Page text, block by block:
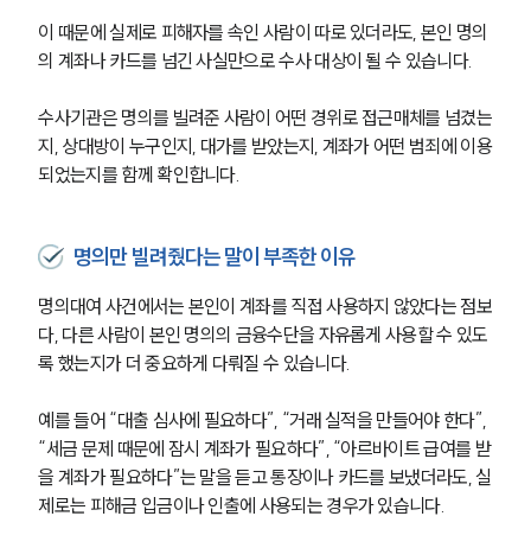
이 때문에 실제로 피해자를 속인 사람이 따로 있더라도, 본인 명의
의 계좌나 카드를 넘긴 사실만으로 수사 대상이 될 수 있습니다.
수사기관은 명의를 빌려준 사람이 어떤 경위로 접근매체를 넘겼는
지, 상대방이 누구인지, 대가를 받았는지, 계좌가 어떤 범죄에 이용
되었는지를 함께 확인합니다.
명의만 빌려줬다는 말이 부족한 이유
명의대여 사건에서는 본인이 계좌를 직접 사용하지 않았다는 점보
다, 다른 사람이 본인 명의의 금융수단을 자유롭게 사용할 수 있도
록 했는지가 더 중요하게 다뤄질 수 있습니다.
예를 들어 “대출 심사에 필요하다”, “거래 실적을 만들어야 한다”,
“세금 문제 때문에 잠시 계좌가 필요하다”, “아르바이트 급여를 받
을 계좌가 필요하다”는 말을 듣고 통장이나 카드를 보냈더라도, 실
제로는 피해금 입금이나 인출에 사용되는 경우가 있습니다.